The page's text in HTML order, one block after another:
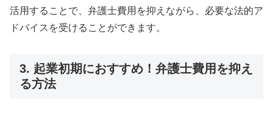
活用することで、弁護士費用を抑えながら、必要な法的ア
ドバイスを受けることができます。
3. 起業初期におすすめ！弁護士費用を抑え
る方法